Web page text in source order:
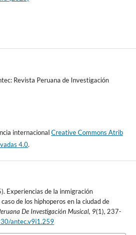
Revista Peruana de Investigación
internacionalCreative Commons Atrib
4.0.
Experiencias de la inmigración
de los hiphoperos en la ciudad de
De Investigación Musical, 9(1), 237-
antec.v9i1.259